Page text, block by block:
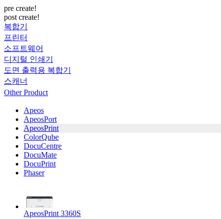
pre create!
post create!
복합기
프린터
소프트웨어
디지털 인쇄기
도면 출력용 복합기
스캐너
Other Product
Apeos
ApeosPort
ApeosPrint
ColorQube
DocuCentre
DocuMate
DocuPrint
Phaser
ApeosPrint 3360S